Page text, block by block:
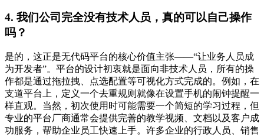
4. 我们公司完全没有技术人员，真的可以自己操作
吗？
是的，这正是无代码平台的核心价值主张——“让业务人员成
为开发者”。平台的设计初衷就是面向非技术人员，所有的操
作都是通过拖拉拽、点选配置等可视化方式完成的。例如，在
支道平台上，定义一个去重规则就像在设置手机的闹钟提醒一
样直观。当然，初次使用时可能需要一个简短的学习过程，但
专业的平台厂商通常会提供完善的教学视频、文档以及客户成
功服务，帮助企业员工快速上手。许多企业的行政人员、销售